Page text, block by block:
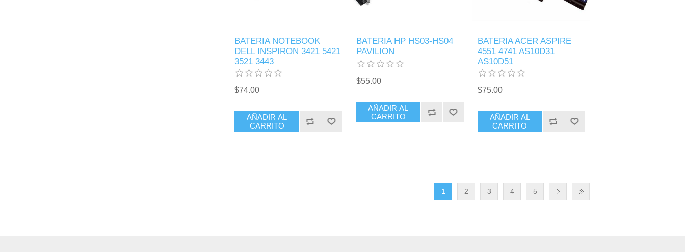
BATERIA NOTEBOOK
DELL INSPIRON 3421 5421
3521 3443
$74.00
AÑADIR AL
CARRITO
BATERIA HP HS03-HS04
PAVILION
$55.00
AÑADIR AL
CARRITO
BATERIA ACER ASPIRE
4551 4741 AS10D31
AS10D51
$75.00
AÑADIR AL
CARRITO
1 2 3 4 5